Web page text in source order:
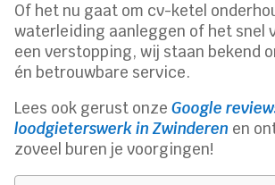
Of het nu gaat om cv-ketel
waterleiding aanleggen of het snel
een verstopping, wij staan bekend
én betrouwbare service.
Lees ook gerust onzeGoogle
loodgieterswerk in Zwinderen en
zoveel buren je voorgingen!